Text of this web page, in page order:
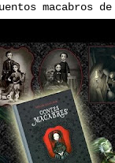
macabros de